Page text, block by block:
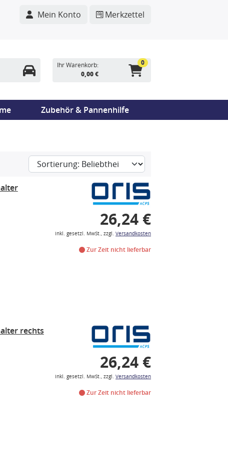
Mein Konto Merkzettel
Ihr Warenkorb:
0,00 €
0
Zubehör & Pannenhilfe
26,24 €
inkl. gesetzl. MwSt., zzgl. Versandkosten
Zur Zeit nicht lieferbar
rechts
26,24 €
inkl. gesetzl. MwSt., zzgl. Versandkosten
Zur Zeit nicht lieferbar